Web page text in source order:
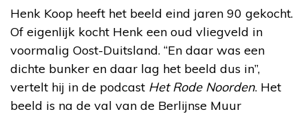
Henk Koop heeft het beeld eind jaren 90 gekocht.
Of eigenlijk kocht Henk een oud vliegveld in
voormalig Oost-Duitsland. “En daar was een
dichte bunker en daar lag het beeld dus in”,
vertelt hij in de podcast Het Rode Noorden. Het
beeld is na de val van de Berlijnse Muur